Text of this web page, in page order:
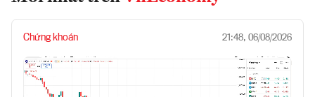
Chứng khoán 21:48, 06/08/2026